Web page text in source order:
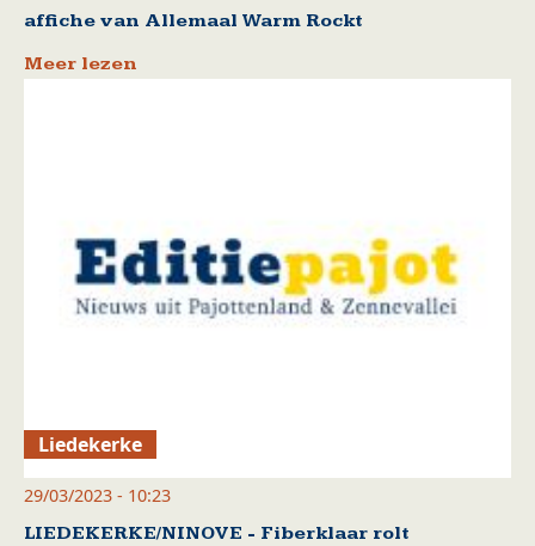
affiche van Allemaal Warm Rockt
Meer lezen
Liedekerke
29/03/2023 - 10:23
LIEDEKERKE/NINOVE - Fiberklaar rolt